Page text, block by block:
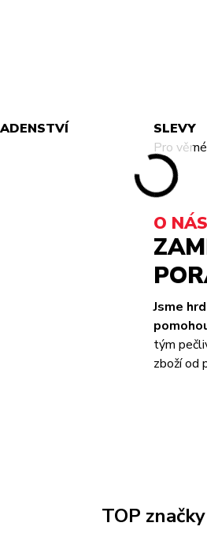
SLEVY
Pro
O NÁS
Jsme
tým
zboží od
TOP značky